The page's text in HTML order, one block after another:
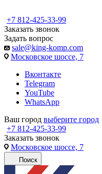
+7 812-425-33-99
Заказать звонок
Задать вопрос
sale@king-komp.com
Московское шоссе, 7
Вконтакте
Telegram
YouTube
WhatsApp
Ваш город выберите город
+7 812-425-33-99
Заказать звонок
Московское шоссе, 7
Поиск